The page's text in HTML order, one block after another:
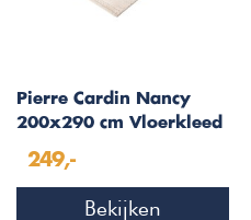
Pierre Cardin Nancy
200x290 cm Vloerkleed
249,-
Bekijken